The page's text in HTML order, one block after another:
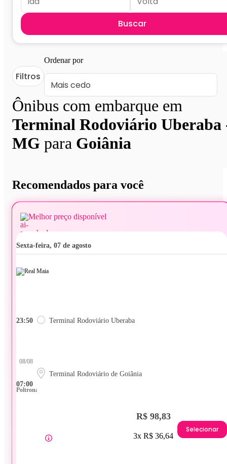
Buscar
Ônibus com embarque em
Terminal Rodoviário Uberaba
MG para Goiânia
Filtros
Ordenar por
Recomendados para você
Melhor preço disponível
sexta-feira, 07 de agosto
23:50 Terminal Rodoviário Uberaba
07:00
08/08
Terminal Rodoviário de Goiânia
Poltrona
R$ 98,83
3x R$ 36,64
Selecionar